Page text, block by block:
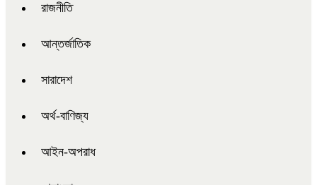
রাজনীতি
আন্তর্জাতিক
সারাদেশ
অর্থ-বাণিজ্য
আইন-অপরাধ